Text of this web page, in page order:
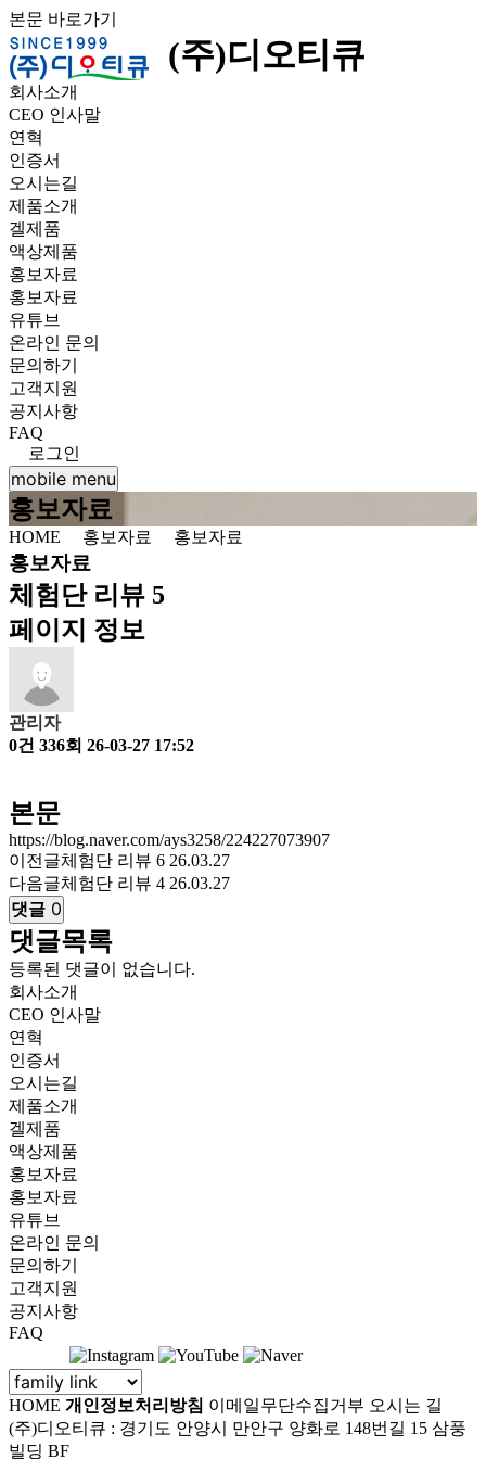
본문 바로가기
(주)디오티큐
회사소개
CEO 인사말
연혁
인증서
오시는길
제품소개
겔제품
액상제품
홍보자료
홍보자료
유튜브
온라인 문의
문의하기
고객지원
공지사항
FAQ
로그인
mobile menu
홍보자료
HOME 홍보자료 홍보자료
홍보자료
체험단 리뷰 5
페이지 정보
관리자
0건 336회 26-03-27 17:52
본문
https://blog.naver.com/ays3258/224227073907
이전글체험단 리뷰 6 26.03.27
다음글체험단 리뷰 4 26.03.27
댓글 0
댓글목록
등록된 댓글이 없습니다.
회사소개
CEO 인사말
연혁
인증서
오시는길
제품소개
겔제품
액상제품
홍보자료
홍보자료
유튜브
온라인 문의
문의하기
고객지원
공지사항
FAQ
HOME 개인정보처리방침 이메일무단수집거부 오시는 길
(주)디오티큐 : 경기도 안양시 만안구 양화로 148번길 15 삼풍
빌딩 BF